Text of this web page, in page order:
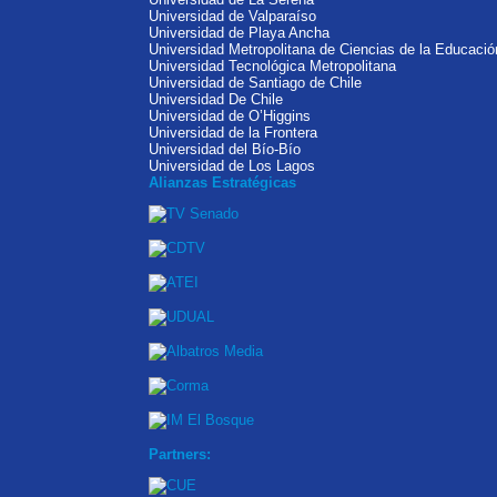
Universidad de Valparaíso
Universidad de Playa Ancha
Universidad Metropolitana de Ciencias de la
Universidad Tecnológica Metropolitana
Universidad de Santiago de Chile
Universidad De Chile
Universidad de O’Higgins
Universidad de la Frontera
Universidad del Bío-Bío
Universidad de Los Lagos
Alianzas Estratégicas
Partners: